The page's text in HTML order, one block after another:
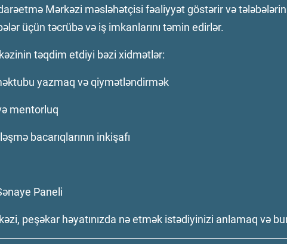
Mərkəzi məsləhətçisi fəaliyyət göstərir və
üçün təcrübə və iş imkanlarını təmin edirlər.
təqdim etdiyi bəzi xidmətlər:
yazmaq və qiymətləndirmək
mentorluq
bacarıqlarının inkişafı
Paneli
peşəkar həyatınızda nə etmək istədiyinizi anlamaq və